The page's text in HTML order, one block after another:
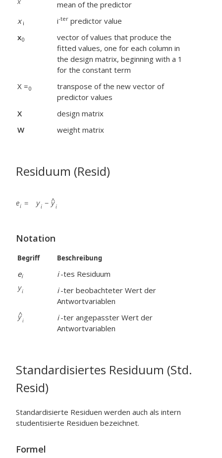
mean of the predictor
x i i-ter predictor value
x0
vector of values that produce the
fitted values, one for each column in
the design matrix, beginning with a 1
for the constant term
X =0
transpose of the new vector of
predictor values
X
design matrix
W
weight matrix
Residuum (Resid)
Notation
Begriff Beschreibung
ei i -tes Residuum
i -ter beobachteter Wert der
Antwortvariablen
i -ter angepasster Wert der
Antwortvariablen
Standardisiertes Residuum (Std.
Resid)
Standardisierte Residuen werden auch als intern
studentisierte Residuen bezeichnet.
Formel